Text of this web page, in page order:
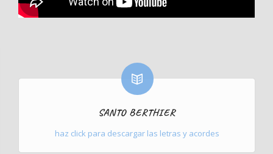
SANTO BERTHIER
haz click para descargar las letras y acordes